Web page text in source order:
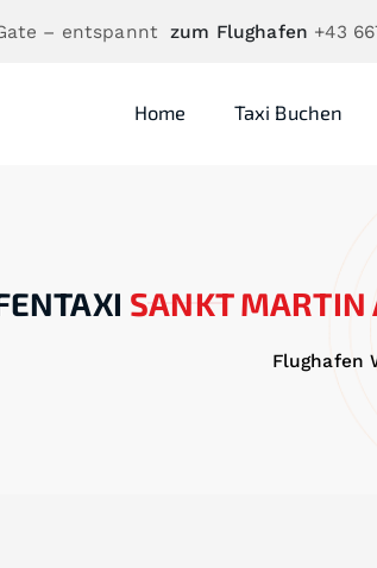
– entspannt zum Flughafen +43
Home Taxi Buchen
SANKT MARTIN
Flughafen